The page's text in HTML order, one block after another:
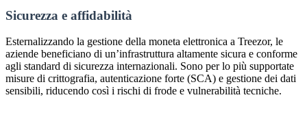
Sicurezza e affidabilità
Esternalizzando la gestione della moneta elettronica a Treezor, le
aziende beneficiano di un’infrastruttura altamente sicura e conforme
agli standard di sicurezza internazionali. Sono per lo più supportate
misure di crittografia, autenticazione forte (SCA) e gestione dei dati
sensibili, riducendo così i rischi di frode e vulnerabilità tecniche.